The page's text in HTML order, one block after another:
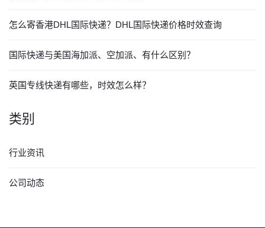
怎么寄香港DHL国际快递？DHL国际快递价格时效查询
国际快递与美国海加派、空加派、有什么区别？
英国专线快递有哪些，时效怎么样？
类别
行业资讯
公司动态